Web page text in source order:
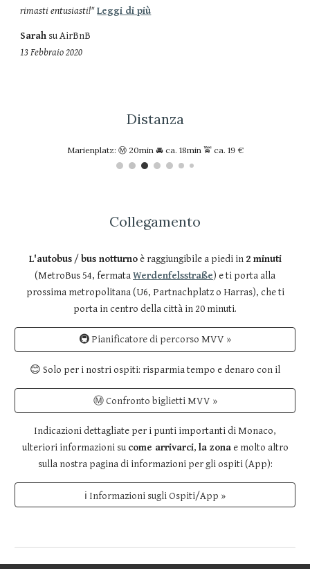
rimasti entusiasti!"Leggi di più
Sarah su AirBnB
13 Febbraio 2020
Distanza
Marienplatz: Ⓜ️ 20min 🚘 ca. 18min 🚖 ca. 19 €
Collegamento
L'autobus/bus notturnoè raggiungibile a piedi in 2 minuti
(MetroBus 54, fermataWerdenfelsstraße) e ti porta alla
prossima metropolitana (U6, Partnachplatz o Harras), che ti
porta in centro della città in 20 minuti.
🚇 Pianificatore di percorso MVV »
😊 Solo per i nostri ospiti: risparmia tempo e denaro con il
Ⓜ️ Confronto biglietti MVV »
Indicazioni dettagliate per i punti importanti di Monaco,
ulteriori informazioni su come arrivarci, la zonae molto altro
sulla nostra pagina di informazioni per gli ospiti (App):
ℹ Informazioni sugli Ospiti/App »